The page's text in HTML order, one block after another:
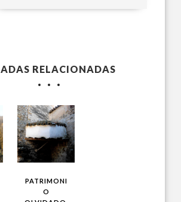
RELACIONADAS
PATRIMONI
O